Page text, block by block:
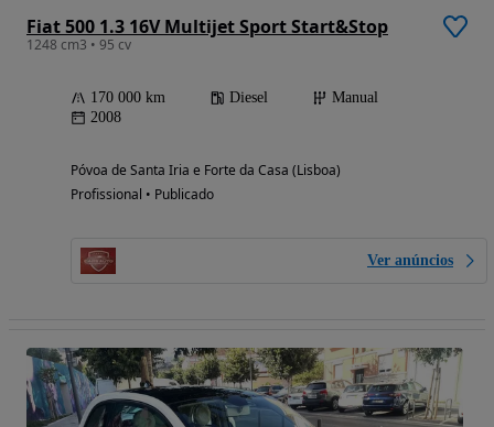
Fiat 500 1.3 16V Multijet Sport Start&Stop
1248 cm3 • 95 cv
170 000 km Diesel
Manual
2008
Póvoa de Santa Iria e Forte da Casa (Lisboa)
Profissional • Publicado
Ver anúncios